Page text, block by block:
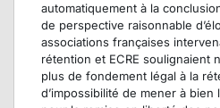
automatiquement à la
de perspective raisonnable
associations françaises
rétention et ECRE soulignaient
plus de fondement légal à la
d’impossibilité de mener à